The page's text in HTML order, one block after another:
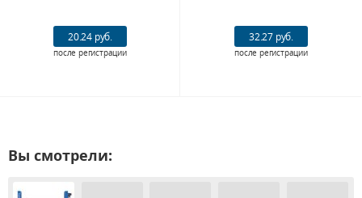
20.24 руб.
после регистрации
32.27 руб.
после регистрации
Вы смотрели: